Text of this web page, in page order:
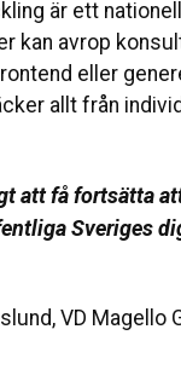
är ett
kan avrop
eller
allt från
att få fortsätta
Sveriges
VD Magello